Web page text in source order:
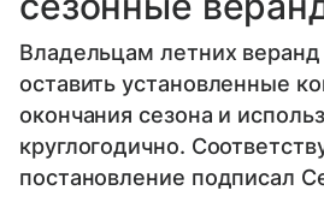
Владельцам летних
оставить установленные
окончания сезона и
круглогодично.
постановление подписал